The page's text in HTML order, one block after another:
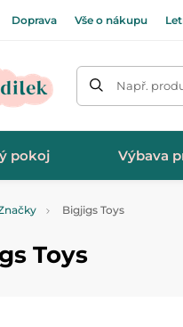
Doprava Vše o nákupu
Např.
pokoj Výbava
Bigjigs Toys
Toys